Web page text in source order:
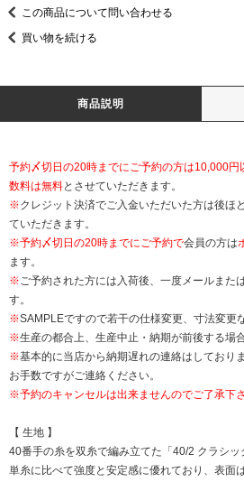
この商品について問い合わせる
買い物を続ける
商品説明
予約〆切日の20時までにご予約の方は10,000
数料は無料とさせていただきます。
※クレジット決済でご入金いただいた方は後ほ
ていただきます。
※予約〆切日の20時までにご予約で会員の方は
ます。
※ご予約された方には入荷後、一度メールまた
す。
※SAMPLEですので若干の仕様変更、寸法変更
※生産の都合上、生産中止・納期が前後する場
※基本的に当店から納期遅れの連絡はしており
お手数ですがご連絡ください。
※予約のキャンセルは出来ませんのでご了承下さ
【 生地 】
40番手の糸を双糸で編み立てた「40/2 クラシッ
単糸に比べて強度と安定感に優れており、表面